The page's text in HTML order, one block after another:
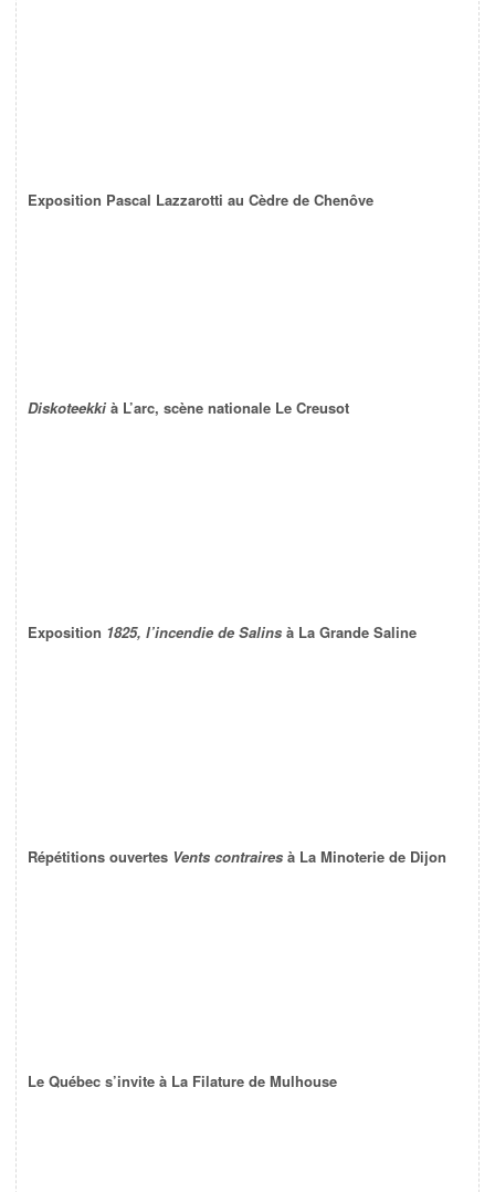
Exposition Pascal Lazzarotti au Cèdre de Chenôve
Diskoteekki à L’arc, scène nationale Le Creusot
Exposition 1825, l’incendie de Salins à La Grande Saline
Répétitions ouvertes Vents contraires à La Minoterie de Dijon
Le Québec s’invite à La Filature de Mulhouse